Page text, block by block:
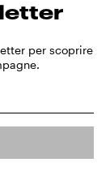
144
per scoprire